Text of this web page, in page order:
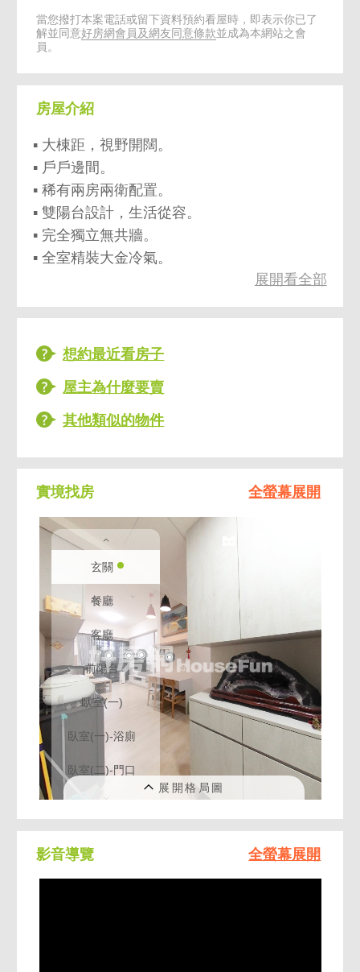
當您撥打本案電話或留下資料預約看屋時，即表示你已了
解並同意好房網會員及網友同意條款並成為本網站之會
員。
房屋介紹
▪ 大棟距，視野開闊。
▪ 戶戶邊間。
▪ 稀有兩房兩衛配置。
▪ 雙陽台設計，生活從容。
▪ 完全獨立無共牆。
▪ 全室精裝大金冷氣。
展開看全部
想約最近看房子
屋主為什麼要賣
其他類似的物件
實境找房 全螢幕展開
影音導覽 全螢幕展開